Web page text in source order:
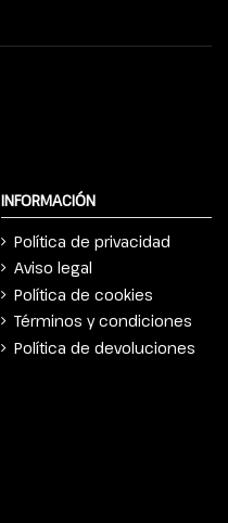
INFORMACIÓN
Política de privacidad
Aviso legal
Política de cookies
Términos y condiciones
Política de devoluciones